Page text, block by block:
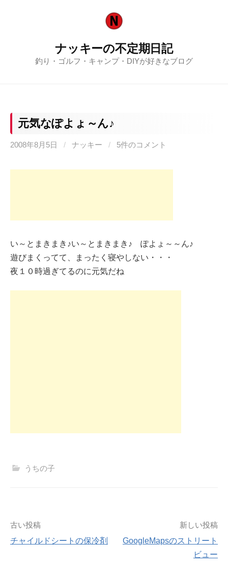
ナッキーの不定期日記
釣り・ゴルフ・キャンプ・DIYが好きなブログ
元気なぽよょ～ん♪
2008年8月5日 / ナッキー / 5件のコメント
い～とまきまき♪い～とまきまき♪ ぽよょ～～ん♪
遊びまくってて、まったく寝やしない・・・
夜１０時過ぎてるのに元気だね
うちの子
投
古い投稿
チャイルドシートの保冷剤
新しい投稿
GoogleMapsのストリート
ビュー